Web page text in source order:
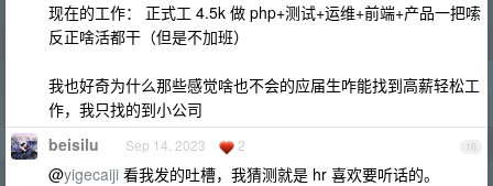
现在的工作： 正式工 4.5k 做 php+测试+运维+前端+产品一把嗦
反正啥活都干（但是不加班）
我也好奇为什么那些感觉啥也不会的应届生咋能找到高薪轻松工
作，我只找的到小公司
16
beisilu Sep 14, 2023 2
@yigecaiji 看我发的吐槽，我猜测就是 hr 喜欢要听话的。